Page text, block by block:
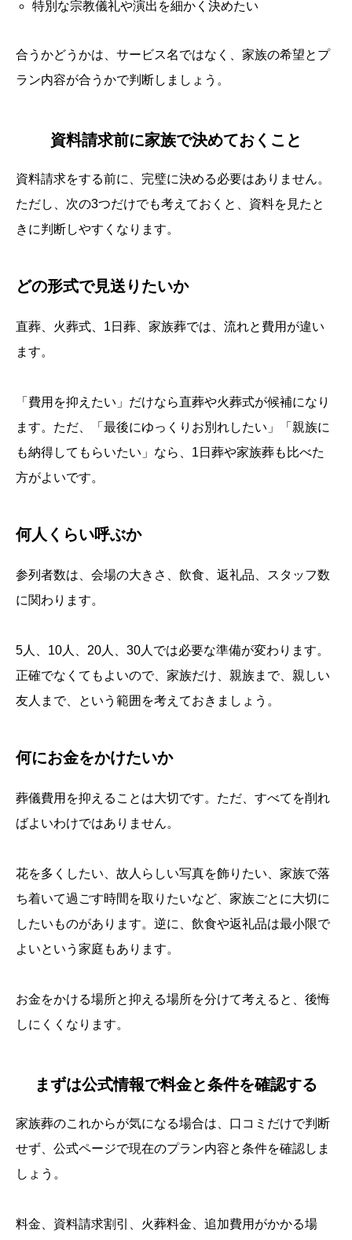
特別な宗教儀礼や演出を細かく決めたい
合うかどうかは、サービス名ではなく、家族の希望とプ
ラン内容が合うかで判断しましょう。
資料請求前に家族で決めておくこと
資料請求をする前に、完璧に決める必要はありません。
ただし、次の3つだけでも考えておくと、資料を見たと
きに判断しやすくなります。
どの形式で見送りたいか
直葬、火葬式、1日葬、家族葬では、流れと費用が違い
ます。
「費用を抑えたい」だけなら直葬や火葬式が候補になり
ます。ただ、「最後にゆっくりお別れしたい」「親族に
も納得してもらいたい」なら、1日葬や家族葬も比べた
方がよいです。
何人くらい呼ぶか
参列者数は、会場の大きさ、飲食、返礼品、スタッフ数
に関わります。
5人、10人、20人、30人では必要な準備が変わります。
正確でなくてもよいので、家族だけ、親族まで、親しい
友人まで、という範囲を考えておきましょう。
何にお金をかけたいか
葬儀費用を抑えることは大切です。ただ、すべてを削れ
ばよいわけではありません。
花を多くしたい、故人らしい写真を飾りたい、家族で落
ち着いて過ごす時間を取りたいなど、家族ごとに大切に
したいものがあります。逆に、飲食や返礼品は最小限で
よいという家庭もあります。
お金をかける場所と抑える場所を分けて考えると、後悔
しにくくなります。
まずは公式情報で料金と条件を確認する
家族葬のこれからが気になる場合は、口コミだけで判断
せず、公式ページで現在のプラン内容と条件を確認しま
しょう。
料金、資料請求割引、火葬料金、追加費用がかかる場